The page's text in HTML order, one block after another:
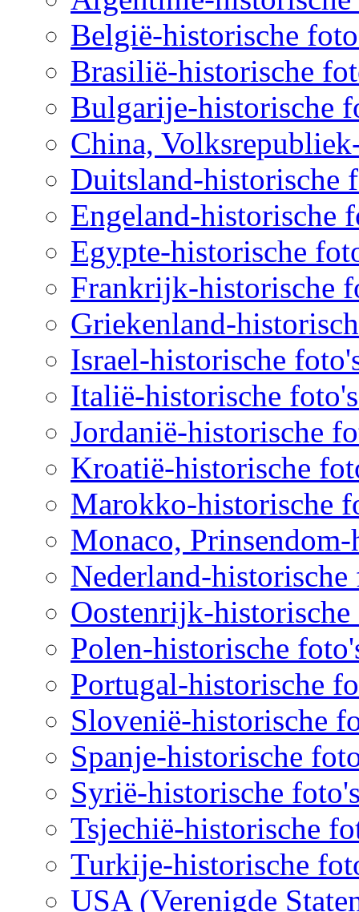
België-historische
Brasilië-historische
Bulgarije-historische
China,
Duitsland-historische
Engeland-historische
Egypte-historische
Frankrijk-historische
Griekenland-
Israel-historische
Italië-historische
Jordanië-historische
Kroatië-historische
Marokko-historische
Monaco,
Nederland-historische
Oostenrijk-historische
Polen-historische
Portugal-historische
Slovenië-historische
Spanje-historische
Syrië-historische
Tsjechië-historische
Turkije-historische
USA (Verenigde